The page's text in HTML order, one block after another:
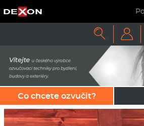
 
Co chcete ozvučit?